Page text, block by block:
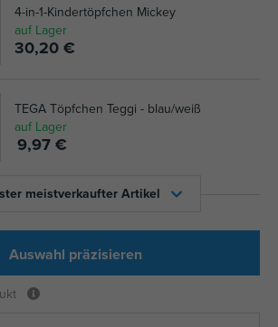
4-in-1-Kindertöpfchen Mickey
auf Lager
30,20 €
TEGA Töpfchen Teggi - blau/weiß
auf Lager
9,97 €
meistverkaufter Artikel
Auswahl präzisieren